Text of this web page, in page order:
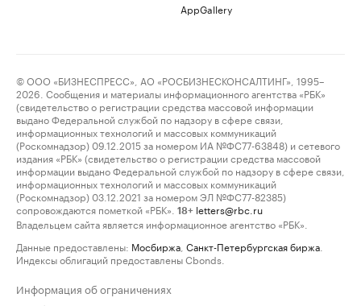
AppGallery
© ООО «БИЗНЕСПРЕСС», АО «РОСБИЗНЕСКОНСАЛТИНГ», 1995–
2026. Сообщения и материалы информационного агентства «РБК»
(свидетельство о регистрации средства массовой информации
выдано Федеральной службой по надзору в сфере связи,
информационных технологий и массовых коммуникаций
(Роскомнадзор) 09.12.2015 за номером ИА №ФС77-63848) и сетевого
издания «РБК» (свидетельство о регистрации средства массовой
информации выдано Федеральной службой по надзору в сфере связи,
информационных технологий и массовых коммуникаций
(Роскомнадзор) 03.12.2021 за номером ЭЛ №ФС77-82385)
сопровождаются пометкой «РБК».
18+ letters@rbc.ru
Владельцем сайта является информационное агентство «РБК».
Данные предоставлены: Мосбиржа Санкт-Петербургская биржа
Индексы облигаций предоставлены Cbonds.
Информация об ограничениях